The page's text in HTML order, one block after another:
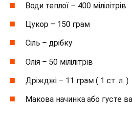
Води теплої – 400 мілілітрів
Цукор – 150 грам
Сіль – дрібку
Олія – 50 мілілітрів
Дріжджі – 11 грам ( 1 ст. л. )
Макова начинка або густе